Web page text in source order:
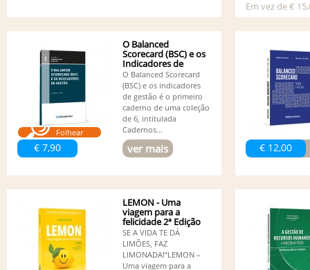
Em vez de €
Folhear
€ 7,90
O Balanced
Scorecard (BSC) e os
Indicadores de
Gestão
O Balanced Scorecard
(BSC) e os indicadores
de gestão é o primeiro
caderno de uma coleção
de 6, intitulada
Cadernos...
ver mais € 12,00
LEMON - Uma
viagem para a
felicidade 2ª Edição
SE A VIDA TE DÁ
LIMÕES, FAZ
LIMONADA!“LEMON –
Uma viagem para a